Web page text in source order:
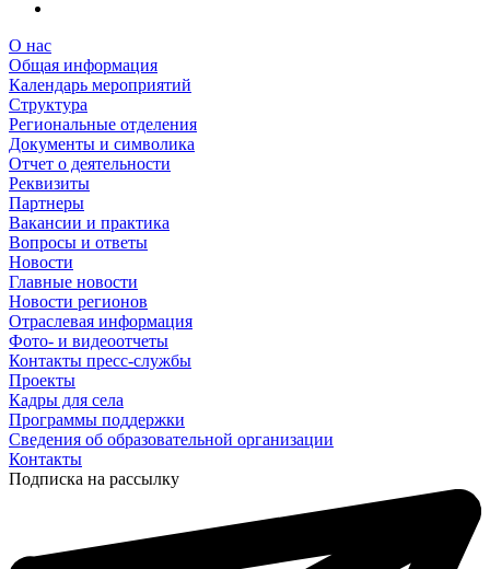
О нас
Общая информация
Календарь мероприятий
Структура
Региональные отделения
Документы и символика
Отчет о деятельности
Реквизиты
Партнеры
Вакансии и практика
Вопросы и ответы
Новости
Главные новости
Новости регионов
Отраслевая информация
Фото- и видеоотчеты
Контакты пресс-службы
Проекты
Кадры для села
Программы поддержки
Сведения об образовательной организации
Контакты
Подписка на рассылку